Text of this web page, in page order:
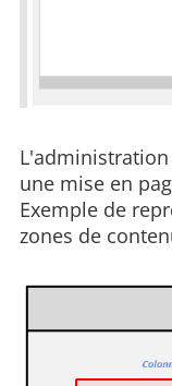
une mise en
Exemple de
zones de